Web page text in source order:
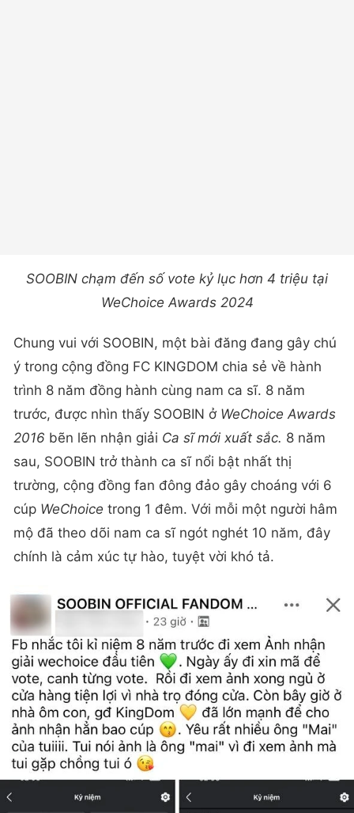
SOOBIN chạm đến số vote kỷ lục hơn 4 triệu tại
WeChoice Awards 2024
Chung vui với SOOBIN, một bài đăng đang gây chú
ý trong cộng đồng FC KINGDOM chia sẻ về hành
trình 8 năm đồng hành cùng nam ca sĩ. 8 năm
trước, được nhìn thấy SOOBIN ở WeChoice Awards
2016 bẽn lẽn nhận giải Ca sĩ mới xuất sắc. 8 năm
sau, SOOBIN trở thành ca sĩ nổi bật nhất thị
trường, cộng đồng fan đông đảo gây choáng với 6
cúp WeChoice trong 1 đêm. Với mỗi một người hâm
mộ đã theo dõi nam ca sĩ ngót nghét 10 năm, đây
chính là cảm xúc tự hào, tuyệt vời khó tả.